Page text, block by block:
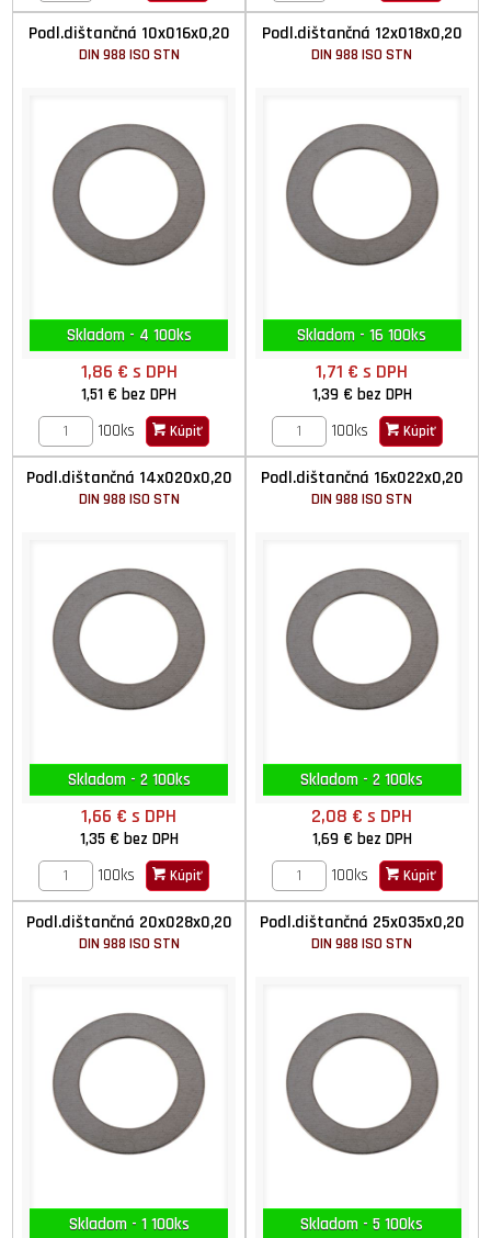
Podl.dištančná 10x016x0,20
DIN 988 ISO STN
Skladom - 4 100ks
1,86 € s DPH
1,51 €bez DPH
100ks
Kúpiť
Podl.dištančná 12x018x0,20
DIN 988 ISO STN
Skladom - 16 100ks
1,71 €s DPH
1,39 € bez DPH
100ks
Kúpiť
Podl.dištančná 14x020x0,20
DIN 988 ISO STN
Skladom - 2 100ks
1,66 €s DPH
1,35 € bez DPH
100ks
Kúpiť
Podl.dištančná 16x022x0,20
DIN 988 ISO STN
Skladom - 2 100ks
2,08 €s DPH
1,69 € bez DPH
100ks
Kúpiť
Podl.dištančná 20x028x0,20
DIN 988 ISO STN
Skladom - 1 100ks
Podl.dištančná 25x035x0,20
DIN 988 ISO STN
Skladom - 5 100ks